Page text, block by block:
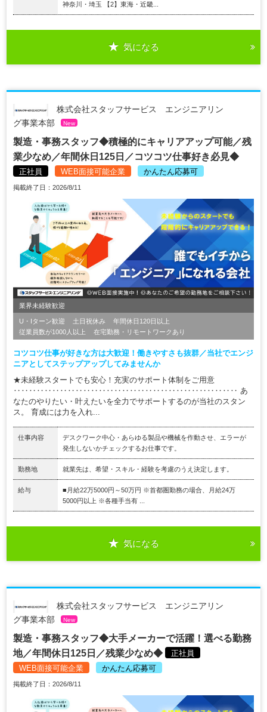
神奈川・埼玉 【2】東海・近畿...
気になる
株式会社スタッフサービス エンジニアリン
グ事業本部
New
製造・事務スタッフ◆積極的にキャリアアップ可能／残
業少なめ／年間休日125日／コツコツ仕事好き必見◆
正社員 WEB面接可能企業 かんたん応募可
掲載終了日：2026/8/11
業界未経験歓迎
U・Iターン歓迎 土日祝休み
年間休日120日以上
従業員数が1000人以上
在宅勤務・リモートワークあり
コツコツ仕事が好きな方は大歓迎！働きやすさも抜群／当社でエンジ
ニアとしてステップアップしてみませんか
★未経験スタートでも安心！充実のサポート体制をご用意
‥‥‥‥‥‥‥‥‥‥‥‥‥‥‥‥‥‥‥‥‥‥‥‥‥‥‥‥‥ あ
なたのやりたい・叶えたいを全力でサポートするのが当社のスタン
ス。 育成には力を入れ...
仕事内容
デスクワーク中心・あらゆる製品や機械を作動させ、エラーが
発生しないかチェックするお仕事です。
勤務地 就業先は、希望・スキル・経験を考慮のうえ決定します。
給与
■月給22万5000円～50万円 ※首都圏勤務の場合、月給24万
5000円以上 ※各種手当有 ...
気になる
株式会社スタッフサービス エンジニアリン
グ事業本部
New
製造・事務スタッフ◆大手メーカーで活躍！選べる勤務
地／年間休日125日／残業少なめ◆
正社員
WEB面接可能企業
かんたん応募可
掲載終了日：2026/8/11